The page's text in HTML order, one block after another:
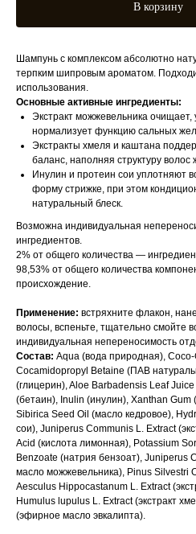
В корзину
Шампунь с комплексом абсолютно
терпким шипровым ароматом.
использования.
Основные активные ингредиенты:
Экстракт можжевельника очищает,
нормализует функцию сальных
Экстракты хмеля и каштана
баланс, наполняя структуру волос
Инулин и протеин сои уплотняют
форму стрижке, при этом
натуральный блеск.
Возможна индивидуальная
ингредиентов.
2% от общего количества —
98,53% от общего количества
происхождение.
Применение: встряхните флакон,
волосы, вспеньте, тщательно смойте
индивидуальная непереносимость
Состав: Aqua (вода природная),
Cocamidopropyl Betaine (ПАВ
(глицерин), Aloe Barbadensis Leaf
(бетаин), Inulin (инулин), Xanthan Gum
Sibirica Seed Oil (масло кедровое),
сои), Juniperus Сommunis L. Extract
Acid (кислота лимонная), Potassium
Benzoate (натрия бензоат), Juniperus
масло можжевельника), Pinus Silvestri
Aesculus Hippocastanum L. Extract
Humulus lupulus L. Extract (экстракт
(эфирное масло эвкалипта).